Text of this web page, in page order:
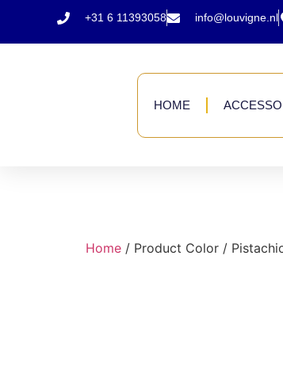
+31 6 11393058 info@louvigne.nl
HOME
Home/ Product Color /